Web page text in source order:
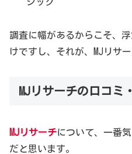
調査に幅があるからこそ、
けですし、それが、MJリサ
MJリサーチの口コミ
MJリサーチについて、一番
だと思います。